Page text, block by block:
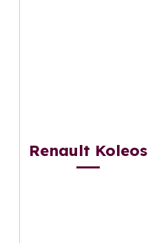
Renault Koleos